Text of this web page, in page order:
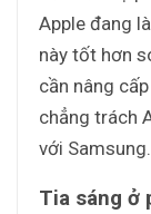
Apple đang
này tốt hơn
cần nâng
chẳng trách
với Samsung.
Tia sáng ở